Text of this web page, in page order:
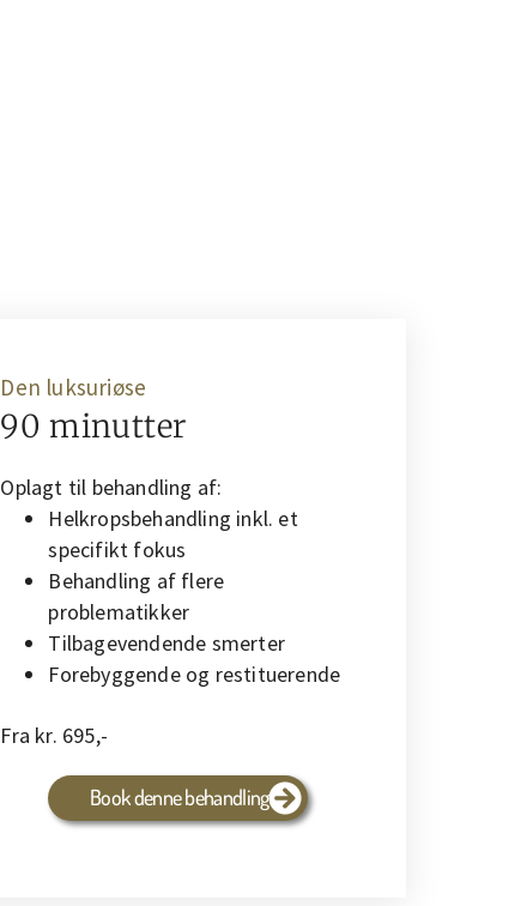
Den luksuriøse
90 minutter
Oplagt til behandling af:
Helkropsbehandling inkl. et
specifikt fokus
Behandling af flere
problematikker
Tilbagevendende smerter
Forebyggende og restituerende
Fra kr. 695,-
Book denne behandling